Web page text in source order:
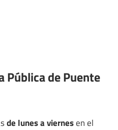
Pública de Puente
de lunes a viernesen el